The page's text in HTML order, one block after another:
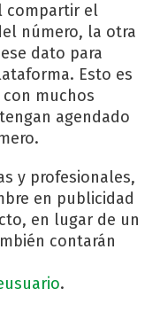
compartir el
número, la otra
dato para
Esto es
muchos
agendado
y profesionales,
en publicidad
en lugar de un
contarán
.